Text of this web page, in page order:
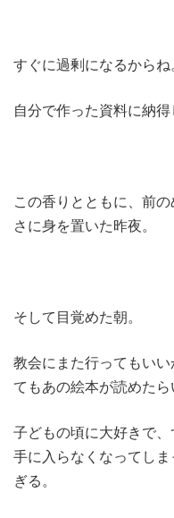
すぐに過剰になるから
自分で作った資料に納得
この香りとともに、前
さに身を置いた昨夜。
そして目覚めた朝。
教会にまた行ってもい
てもあの絵本が読めたら
子どもの頃に大好きで
手に入らなくなってし
ぎる。